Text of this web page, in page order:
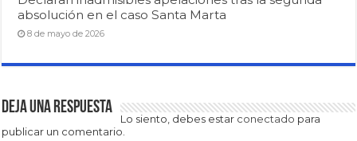
absolución en el caso Santa Marta
8 de mayo de 2026
Deja una respuesta
Lo siento, debes estar conectado para
publicar un comentario.